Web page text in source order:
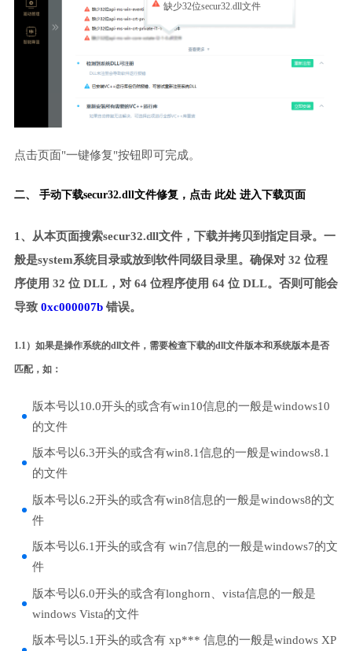
缺少32位secur32.dll文件
点击页面"一键修复"按钮即可完成。
二、 手动下载secur32.dll文件修复， 点击 此处 进入下载页面
1、从本页面搜索secur32.dll文件，下载并拷贝到指定目录。一
般是system系统目录或放到软件同级目录里。确保对 32 位程
序使用 32 位 DLL，对 64 位程序使用 64 位 DLL。否则可能会
导致 0xc000007b错误。
1.1）如果是操作系统的dll文件，需要检查下载的dll文件版本和系统版本是否
匹配，如：
版本号以10.0开头的或含有win10信息的一般是windows10
的文件
版本号以6.3开头的或含有win8.1信息的一般是windows8.1
的文件
版本号以6.2开头的或含有win8信息的一般是windows8的文
件
版本号以6.1开头的或含有 win7信息的一般是windows7的文
件
版本号以6.0开头的或含有longhorn、vista信息的一般是
windows Vista的文件
版本号以5.1开头的或含有 xp*** 信息的一般是windows XP